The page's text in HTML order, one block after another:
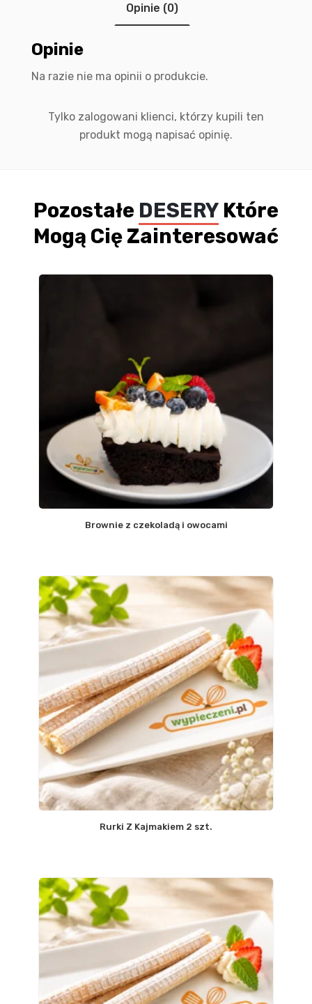
Opinie (0)
Opinie
Na razie nie ma opinii o produkcie.
Tylko zalogowani klienci, którzy kupili ten
produkt mogą napisać opinię.
Pozostałe DESERY Które
Mogą Cię Zainteresować
Brownie z czekoladą i owocami
Rurki Z Kajmakiem 2 szt.